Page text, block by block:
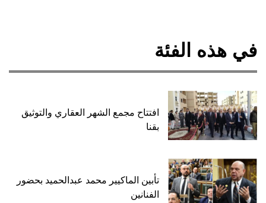
في هذه الفئة
افتتاح مجمع الشهر العقاري والتوثيق
بقنا
تأبين الماكيير محمد عبدالحميد بحضور
الفنانين